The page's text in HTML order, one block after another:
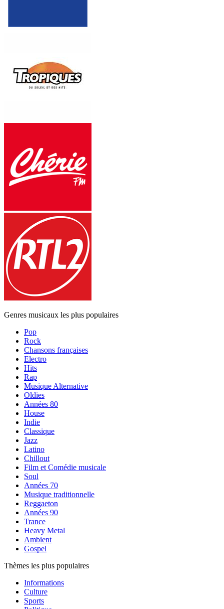
Genres musicaux les plus populaires
Pop
Rock
Chansons françaises
Electro
Hits
Rap
Musique Alternative
Oldies
Années 80
House
Indie
Classique
Jazz
Latino
Chillout
Film et Comédie musicale
Soul
Années 70
Musique traditionnelle
Reggaeton
Années 90
Trance
Heavy Metal
Ambient
Gospel
Thèmes les plus populaires
Informations
Culture
Sports